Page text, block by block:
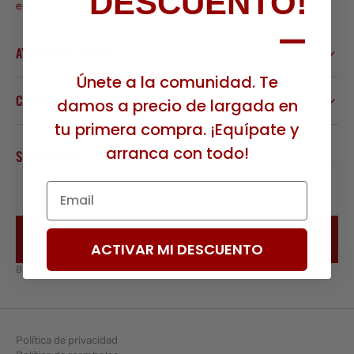
envíos a todo Chile.
AYUDA & POLÍTICAS
COMPRAR
SUSCRÍBETE
By subscribing, you agree to our terms & conditions.
Política de privacidad
—
Únete a la comunidad. Te
damos a precio de largada en
tu primera compra. ¡Equípate y
arranca con todo!
Email
ACTIVAR MI DESCUENTO